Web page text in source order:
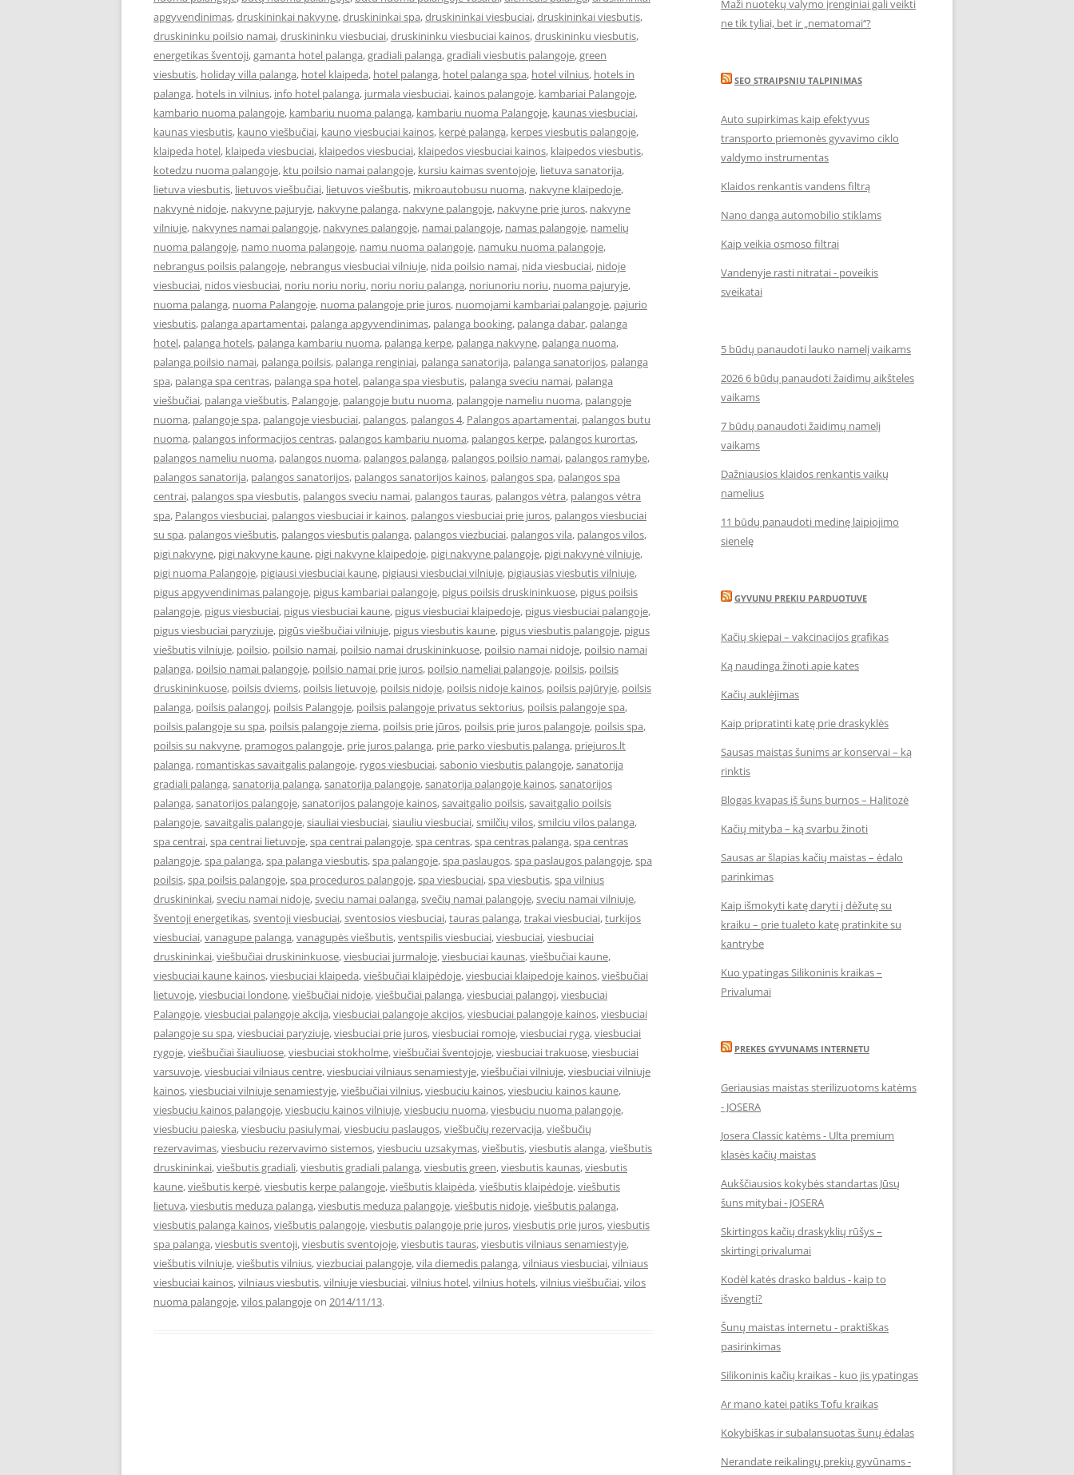
apgyvendinimas,druskininkai nakvyne,druskininkai spa,druskininkai viesbuciai,druskininkai viesbutis,
druskininku poilsio namai,druskininku viesbuciai,druskininku viesbuciai kainos,druskininku viesbutis,
energetikas šventoji,gamanta hotel palanga,gradiali palanga,gradiali viesbutis palangoje,green
viesbutis, holiday villa palanga, hotel klaipeda, hotel palanga, hotel palanga spa, hotel vilnius, hotels in
palanga, hotels in vilnius, info hotel palanga, jurmala viesbuciai, kainos palangoje, kambariai Palangoje,
kambario nuoma palangoje, kambariu nuoma palanga, kambariu nuoma Palangoje, kaunas viesbuciai,
kaunas viesbutis, kauno viešbučiai, kauno viesbuciai kainos, kerpė palanga, kerpes viesbutis palangoje,
klaipeda hotel, klaipeda viesbuciai, klaipedos viesbuciai, klaipedos viesbuciai kainos, klaipedos viesbutis,
kotedzu nuoma palangoje, ktu poilsio namai palangoje, kursiu kaimas sventojoje, lietuva sanatorija,
lietuva viesbutis, lietuvos viešbučiai, lietuvos viešbutis, mikroautobusu nuoma, nakvyne klaipedoje,
nakvynė nidoje, nakvyne pajuryje, nakvyne palanga, nakvyne palangoje, nakvyne prie juros, nakvyne
vilniuje, nakvynes namai palangoje, nakvynes palangoje, namai palangoje, namas palangoje, namelių
nuoma palangoje, namo nuoma palangoje, namu nuoma palangoje, namuku nuoma palangoje,
nebrangus poilsis palangoje, nebrangus viesbuciai vilniuje, nida poilsio namai, nida viesbuciai, nidoje
viesbuciai, nidos viesbuciai, noriu noriu noriu, noriu noriu palanga, noriunoriu noriu, nuoma pajuryje,
nuoma palanga, nuoma Palangoje, nuoma palangoje prie juros, nuomojami kambariai palangoje, pajurio
viesbutis, palanga apartamentai, palanga apgyvendinimas, palanga booking, palanga dabar, palanga
hotel, palanga hotels, palanga kambariu nuoma, palanga kerpe, palanga nakvyne, palanga nuoma,
palanga poilsio namai, palanga poilsis, palanga renginiai, palanga sanatorija, palanga sanatorijos, palanga
spa, palanga spa centras, palanga spa hotel, palanga spa viesbutis, palanga sveciu namai, palanga
viešbučiai, palanga viešbutis, Palangoje, palangoje butu nuoma, palangoje nameliu nuoma, palangoje
nuoma, palangoje spa, palangoje viesbuciai, palangos, palangos 4, Palangos apartamentai, palangos butu
nuoma, palangos informacijos centras, palangos kambariu nuoma, palangos kerpe, palangos kurortas,
palangos nameliu nuoma, palangos nuoma, palangos palanga, palangos poilsio namai, palangos ramybe,
palangos sanatorija, palangos sanatorijos, palangos sanatorijos kainos, palangos spa, palangos spa
centrai, palangos spa viesbutis, palangos sveciu namai, palangos tauras, palangos vėtra, palangos vėtra
spa, Palangos viesbuciai, palangos viesbuciai ir kainos, palangos viesbuciai prie juros, palangos viesbuciai
su spa, palangos viešbutis, palangos viesbutis palanga, palangos viezbuciai, palangos vila, palangos vilos,
pigi nakvyne, pigi nakvyne kaune, pigi nakvyne klaipedoje, pigi nakvyne palangoje, pigi nakvynė vilniuje,
pigi nuoma Palangoje, pigiausi viesbuciai kaune, pigiausi viesbuciai vilniuje, pigiausias viesbutis vilniuje,
pigus apgyvendinimas palangoje, pigus kambariai palangoje, pigus poilsis druskininkuose, pigus poilsis
palangoje, pigus viesbuciai, pigus viesbuciai kaune, pigus viesbuciai klaipedoje, pigus viesbuciai palangoje,
pigus viesbuciai paryziuje, pigūs viešbučiai vilniuje, pigus viesbutis kaune, pigus viesbutis palangoje, pigus
viešbutis vilniuje, poilsio, poilsio namai, poilsio namai druskininkuose, poilsio namai nidoje, poilsio namai
palanga, poilsio namai palangoje, poilsio namai prie juros, poilsio nameliai palangoje, poilsis, poilsis
druskininkuose, poilsis dviems, poilsis lietuvoje, poilsis nidoje, poilsis nidoje kainos, poilsis pajūryje, poilsis
palanga, poilsis palangoj, poilsis Palangoje, poilsis palangoje privatus sektorius, poilsis palangoje spa,
poilsis palangoje su spa, poilsis palangoje ziema, poilsis prie jūros, poilsis prie juros palangoje, poilsis spa,
poilsis su nakvyne, pramogos palangoje, prie juros palanga, prie parko viesbutis palanga, priejuros.lt
palanga, romantiskas savaitgalis palangoje, rygos viesbuciai,sabonio viesbutis palangoje,sanatorija
gradiali palanga,sanatorija palanga,sanatorija palangoje,sanatorija palangoje kainos,sanatorijos
palanga,sanatorijos palangoje,sanatorijos palangoje kainos,savaitgalio poilsis,savaitgalio poilsis
palangoje,savaitgalis palangoje,siauliai viesbuciai,siauliu viesbuciai,smilčių vilos,smilciu vilos palanga,
spa centrai,spa centrai lietuvoje,spa centrai palangoje,spa centras,spa centras palanga,spa centras
palangoje,spa palanga,spa palanga viesbutis,spa palangoje,spa paslaugos,spa paslaugos palangoje,spa
poilsis,spa poilsis palangoje,spa proceduros palangoje,spa viesbuciai,spa viesbutis,spa vilnius
druskininkai,sveciu namai nidoje,sveciu namai palanga,svečių namai palangoje,sveciu namai vilniuje,
šventoji energetikas,sventoji viesbuciai,sventosios viesbuciai,tauras palanga,trakai viesbuciai,turkijos
viesbuciai,vanagupe palanga,vanagupės viešbutis,ventspilis viesbuciai,viesbuciai,viesbuciai
druskininkai,viešbučiai druskininkuose,viesbuciai jurmaloje,viesbuciai kaunas,viešbučiai kaune,
viesbuciai kaune kainos,viesbuciai klaipeda,viešbučiai klaipėdoje,viesbuciai klaipedoje kainos,viešbučiai
lietuvoje,viesbuciai londone,viešbučiai nidoje,viešbučiai palanga,viesbuciai palangoj,viesbuciai
Palangoje,viesbuciai palangoje akcija,viesbuciai palangoje akcijos,viesbuciai palangoje kainos,viesbuciai
palangoje su spa,viesbuciai paryziuje,viesbuciai prie juros,viesbuciai romoje,viesbuciai ryga,viesbuciai
rygoje,viešbučiai šiauliuose,viesbuciai stokholme,viešbučiai šventojoje,viesbuciai trakuose,viesbuciai
varsuvoje,viesbuciai vilniaus centre,viesbuciai vilniaus senamiestyje,viešbučiai vilniuje,viesbuciai vilniuje
kainos,viesbuciai vilniuje senamiestyje,viešbučiai vilnius,viesbuciu kainos,viesbuciu kainos kaune,
viesbuciu kainos palangoje,viesbuciu kainos vilniuje,viesbuciu nuoma,viesbuciu nuoma palangoje,
viesbuciu paieska,viesbuciu pasiulymai,viesbuciu paslaugos,viešbučių rezervacija,viešbučių
rezervavimas,viesbuciu rezervavimo sistemos,viesbuciu uzsakymas,viešbutis,viesbutis alanga,viešbutis
druskininkai,viešbutis gradiali,viesbutis gradiali palanga,viesbutis green,viesbutis kaunas,viesbutis
kaune,viešbutis kerpė,viesbutis kerpe palangoje,viešbutis klaipėda,viešbutis klaipėdoje,viešbutis
lietuva,viesbutis meduza palanga,viesbutis meduza palangoje,viešbutis nidoje,viešbutis palanga,
viesbutis palanga kainos,viešbutis palangoje,viesbutis palangoje prie juros,viesbutis prie juros,viesbutis
spa palanga,viesbutis sventoji,viesbutis sventojoje,viesbutis tauras,viesbutis vilniaus senamiestyje,
viešbutis vilniuje,viešbutis vilnius,viezbuciai palangoje,vila diemedis palanga,vilniaus viesbuciai,vilniaus
viesbuciai kainos,vilniaus viesbutis,vilniuje viesbuciai,vilnius hotel,vilnius hotels,vilnius viešbučiai,vilos
nuoma palangoje,vilos palangojeon 2014/11/13.
Maži nuotekų valymo įrenginiai gali veikti
ne tik tyliai, bet ir „nematomai‘‘?
SEO STRAIPSNIU TALPINIMAS
Auto supirkimas kaip efektyvus
transporto priemonės gyvavimo ciklo
valdymo instrumentas
Klaidos renkantis vandens filtrą
Nano danga automobilio stiklams
Kaip veikia osmoso filtrai
Vandenyje rasti nitratai - poveikis
sveikatai
5 būdų panaudoti lauko namelį vaikams
2026 6 būdų panaudoti žaidimų aikšteles
vaikams
7 būdų panaudoti žaidimų namelį
vaikams
Dažniausios klaidos renkantis vaikų
namelius
11 būdų panaudoti medinę laipiojimo
sienelę
GYVUNU PREKIU PARDUOTUVE
Kačių skiepai – vakcinacijos grafikas
Ką naudinga žinoti apie kates
Kačių auklėjimas
Kaip pripratinti katę prie draskyklės
Sausas maistas šunims ar konservai – ką
rinktis
Blogas kvapas iš šuns burnos – Halitozė
Kačių mityba – ką svarbu žinoti
Sausas ar šlapias kačių maistas – ėdalo
parinkimas
Kaip išmokyti katę daryti į dėžutę su
kraiku – prie tualeto katę pratinkite su
kantrybe
Kuo ypatingas Silikoninis kraikas –
Privalumai
PREKES GYVUNAMS INTERNETU
Geriausias maistas sterilizuotoms katėms
- JOSERA
Josera Classic katėms - Ulta premium
klasės kačių maistas
Aukščiausios kokybės standartas Jūsų
šuns mitybai - JOSERA
Skirtingos kačių draskyklių rūšys –
skirtingi privalumai
Kodėl katės drasko baldus - kaip to
išvengti?
Šunų maistas internetu - praktiškas
pasirinkimas
Silikoninis kačių kraikas - kuo jis ypatingas
Ar mano katei patiks Tofu kraikas
Kokybiškas ir subalansuotas šunų ėdalas
Nerandate reikalingų prekių gyvūnams -